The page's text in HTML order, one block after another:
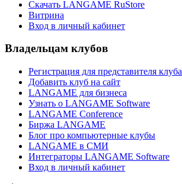
Скачать LANGAME RuStore
Витрина
Вход в личный кабинет
Владельцам клубов
Регистрация для представителя клуба
Добавить клуб на сайт
LANGAME для бизнеса
Узнать о LANGAME Software
LANGAME Conference
Биржа LANGAME
Блог про компьютерные клубы
LANGAME в СМИ
Интеграторы LANGAME Software
Вход в личный кабинет